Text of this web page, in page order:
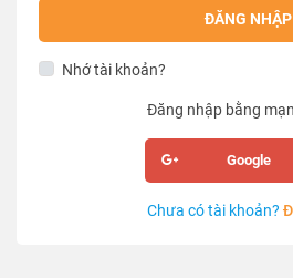
ĐĂNG NHẬP
Nhớ tài khoản?
Đăng nhập bằng
Google
Chưa có tài khoản?